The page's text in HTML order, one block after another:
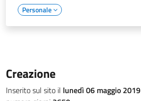
Personale
Creazione
Inserito sul sito il lunedì 06 maggio 2019